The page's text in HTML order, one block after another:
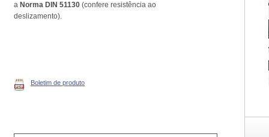
a Norma DIN 51130 (confere resistência ao
deslizamento).
Boletim de produto